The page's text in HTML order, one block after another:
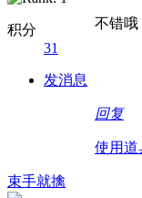
积分
31
发消息
不错哦
回复
使用道
束手就擒